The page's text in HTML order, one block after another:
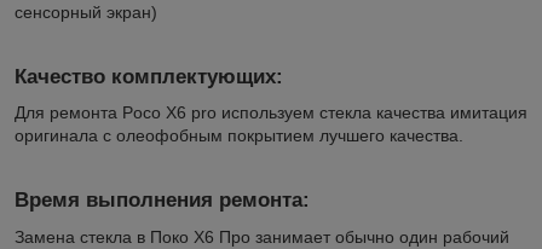
сенсорный экран)
Качество комплектующих:
Для ремонта Poco X6 pro используем стекла качества имитация
оригинала с олеофобным покрытием лучшего качества.
Время выполнения ремонта:
Замена стекла в Поко Х6 Про занимает обычно один рабочий